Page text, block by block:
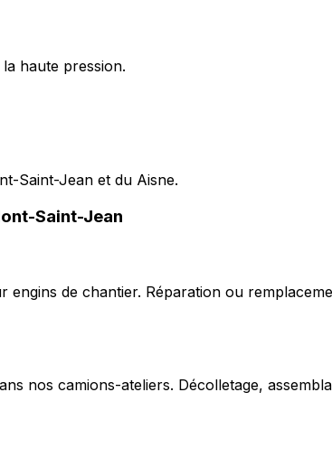
haute pression.
Saint-Jean et du Aisne.
Saint-Jean
de chantier. Réparation ou
nos camions-ateliers. Décolletage,